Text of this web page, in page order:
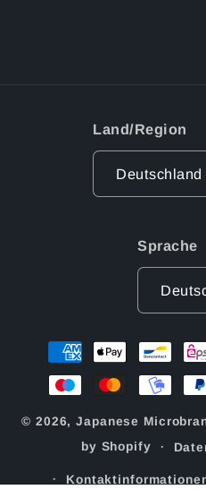
Land/Region
Sprache
Zahlungsmethoden
© 2026,Japanese
by Shopify